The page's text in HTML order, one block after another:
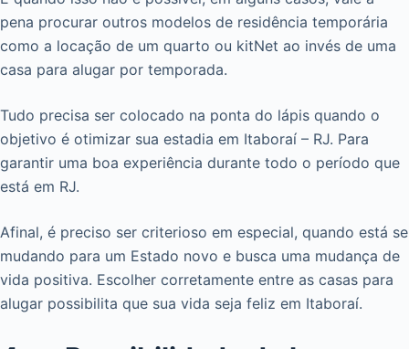
pena procurar outros modelos de residência temporária
como a locação de um quarto ou kitNet ao invés de uma
casa para alugar por temporada.
Tudo precisa ser colocado na ponta do lápis quando o
objetivo é otimizar sua estadia em Itaboraí – RJ. Para
garantir uma boa experiência durante todo o período que
está em RJ.
Afinal, é preciso ser criterioso em especial, quando está se
mudando para um Estado novo e busca uma mudança de
vida positiva. Escolher corretamente entre as casas para
alugar possibilita que sua vida seja feliz em Itaboraí.